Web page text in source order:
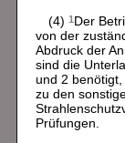
(4) 1Der
von der
Abdruck der
sind die
und 2
zu den
Prüfungen.